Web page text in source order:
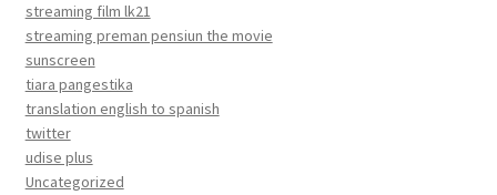
streaming film lk21
streaming preman pensiun the movie
sunscreen
tiara pangestika
translation english to spanish
twitter
udise plus
Uncategorized